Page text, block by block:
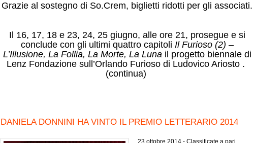
Grazie al sostegno di So.Crem, biglietti ridotti per gli associati.
Il 16, 17, 18 e 23, 24, 25 giugno, alle ore 21, prosegue e si
conclude con gli ultimi quattro capitoli Il Furioso (2) –
L’Illusione, La Follia, La Morte, La Lunail progetto biennale di
Lenz Fondazione sull’Orlando Furioso di Ludovico Ariosto .
(continua)
DANIELA DONNINI HA VINTO IL PREMIO LETTERARIO 2014
23 ottobre 2014 - Classificate a pari